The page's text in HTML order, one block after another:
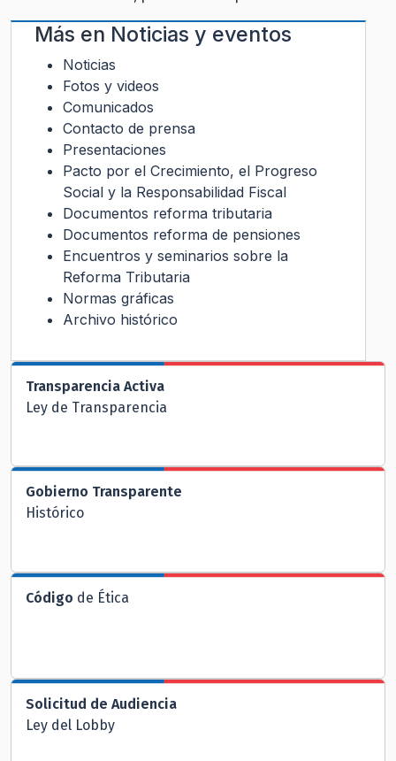
Más en Noticias y eventos
Noticias
Fotos y videos
Comunicados
Contacto de prensa
Presentaciones
Pacto por el Crecimiento, el Progreso
Social y la Responsabilidad Fiscal
Documentos reforma tributaria
Documentos reforma de pensiones
Encuentros y seminarios sobre la
Reforma Tributaria
Normas gráficas
Archivo histórico
Transparencia Activa
Ley de Transparencia
Gobierno Transparente
Histórico
Código de Ética
Solicitud de Audiencia
Ley del Lobby